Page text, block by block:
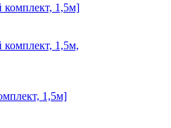
1,5м]
1,5м,
1,5м]